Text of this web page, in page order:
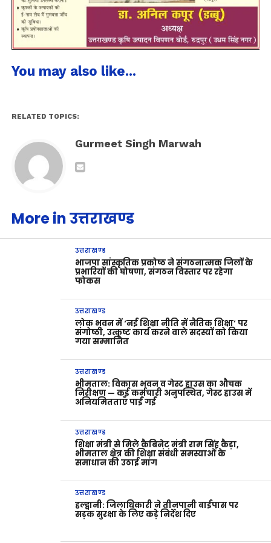
You may also like...
RELATED TOPICS:
Gurmeet Singh Marwah
More in उत्तराखण्ड
उत्तराखण्ड
भाजपा सांस्कृतिक प्रकोष्ठ ने संगठनात्मक जिलों के
प्रभारियों की घोषणा, संगठन विस्तार पर रहेगा
फोकस
उत्तराखण्ड
लोक भवन में ‘नई शिक्षा नीति में नैतिक शिक्षा’ पर
संगोष्ठी, उत्कृष्ट कार्य करने वाले सदस्यों को किया
गया सम्मानित
उत्तराखण्ड
भीमताल: विकास भवन व गेस्ट हाउस का औचक
निरीक्षण — कई कर्मचारी अनुपस्थित, गेस्ट हाउस में
अनियमितताएँ पाईं गईं
उत्तराखण्ड
शिक्षा मंत्री से मिले कैबिनेट मंत्री राम सिंह कैड़ा,
भीमताल क्षेत्र की शिक्षा संबंधी समस्याओं के
समाधान की उठाई मांग
उत्तराखण्ड
हल्द्वानी: जिलाधिकारी ने तीनपानी बाईपास पर
सड़क सुरक्षा के लिए कड़े निर्देश दिए